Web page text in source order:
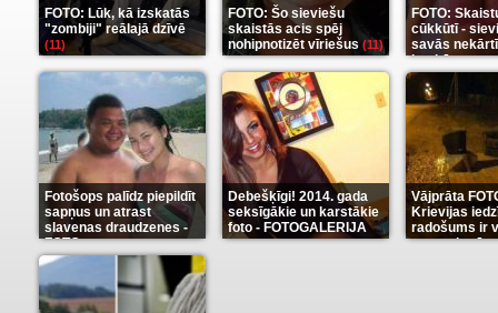
FOTO: Lūk, kā izskatās
"zombiji" reālajā dzīvē
(11)
FOTO: Šo sieviešu
skaistās acis spēj
nohipnotizēt vīriešus (11)
FOTO:
cūkkūtī -
savās
istabās(12)
Fotošops palīdz piepildīt
sapņus un atrast
slavenas draudzenes -
FOTO(13)
Debešķīgi! 2014. gada
seksīgākie un karstākie
foto - FOTOGALERIJA
(9)
Vājprāta
Krievijas
radošums ir